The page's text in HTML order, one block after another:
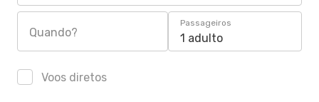
Quando?
Passageiros
1 adulto
Voos diretos